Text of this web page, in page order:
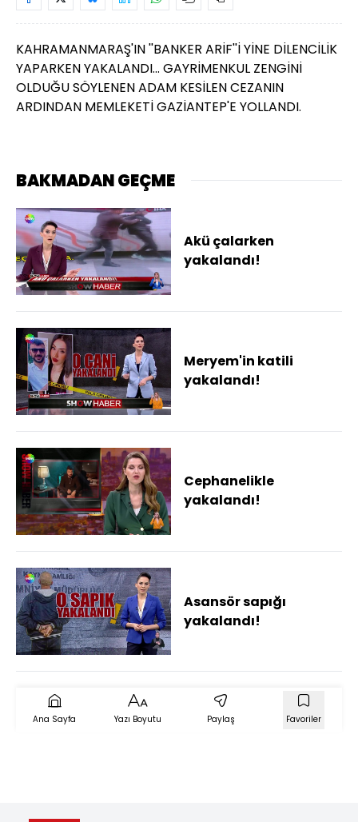
KAHRAMANMARAŞ'IN ''BANKER ARİF''İ YİNE DİLENCİLİK
YAPARKEN YAKALANDI... GAYRİMENKUL ZENGİNİ
OLDUĞU SÖYLENEN ADAM KESİLEN CEZANIN
ARDINDAN MEMLEKETİ GAZİANTEP'E YOLLANDI.
BAKMADAN GEÇME
Akü çalarken
yakalandı!
Meryem'in katili
yakalandı!
Cephanelikle
yakalandı!
Asansör sapığı
yakalandı!
Ana Sayfa Yazı Boyutu Paylaş Favoriler